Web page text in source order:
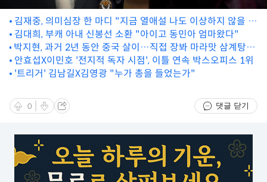
김재중, 의미심장 한 마디 "지금 열애설 나도 이상하지 않을 나
이" 고백
김대희, 부캐 아내 신봉선 소환 "아이고 동민아 엄마왔다"
박지현, 과거 2년 동안 중국 살이…직접 장봐 마라맛 삼계탕
'마빡 삼계탕' 레시피
안효섭X이민호 '전지적 독자 시점', 이틀 연속 박스오피스 1위
'트리거' 김남길X김영광 "누가 총을 들었는가"
0 댓글 닫기